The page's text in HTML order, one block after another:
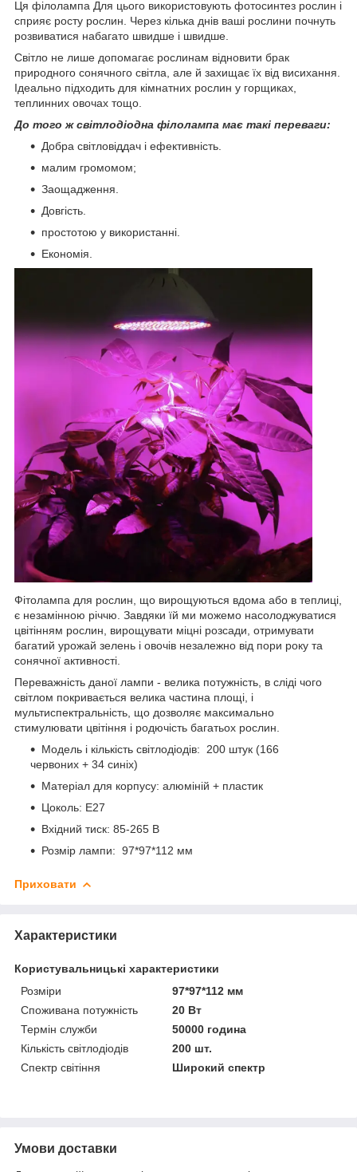
Ця філолампа Для цього використовують фотосинтез рослин і
сприяє росту рослин. Через кілька днів ваші рослини почнуть
розвиватися набагато швидше і швидше.
Світло не лише допомагає рослинам відновити брак
природного сонячного світла, але й захищає їх від висихання.
Ідеально підходить для кімнатних рослин у горщиках,
теплинних овочах тощо.
До того ж світлодіодна філолампа має такі переваги:
Добра світловіддач і ефективність.
малим громомом;
Заощадження.
Довгість.
простотою у використанні.
Економія.
Фітолампа для рослин, що вирощуються вдома або в теплиці,
є незамінною річчю. Завдяки їй ми можемо насолоджуватися
цвітінням рослин, вирощувати міцні розсади, отримувати
багатий урожай зелень і овочів незалежно від пори року та
сонячної активності.
Переважність даної лампи - велика потужність, в сліді чого
світлом покривається велика частина площі, і
мультиспектральність, що дозволяє максимально
стимулювати цвітіння і родючість багатьох рослин.
Модель і кількість світлодіодів: 200 штук (166
червоних + 34 синіх)
Матеріал для корпусу: алюміній + пластик
Цоколь: E27
Вхідний тиск: 85-265 В
Розмір лампи: 97*97*112 мм
Приховати
Характеристики
Користувальницькі характеристики
Розміри
97*97*112 мм
Споживана потужність
20 Вт
Термін служби
50000 година
Кількість світлодіодів
200 шт.
Спектр світіння
Широкий спектр
Умови доставки